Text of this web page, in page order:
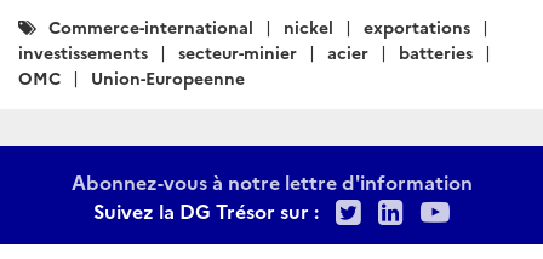
Catégories
:
Commerce-international nickel
exportations
investissements
secteur-minier acier
batteries
OMC
Union-Europeenne
Abonnez-vous à notre lettre d'information
Suivez la DG Trésor sur :
TwitterLinkedIn